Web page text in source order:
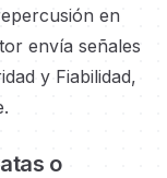
en
envía señales
y Fiabilidad,
o